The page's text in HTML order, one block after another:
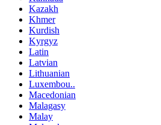
Kazakh
Khmer
Kurdish
Kyrgyz
Latin
Latvian
Lithuanian
Luxembou..
Macedonian
Malagasy
Malay